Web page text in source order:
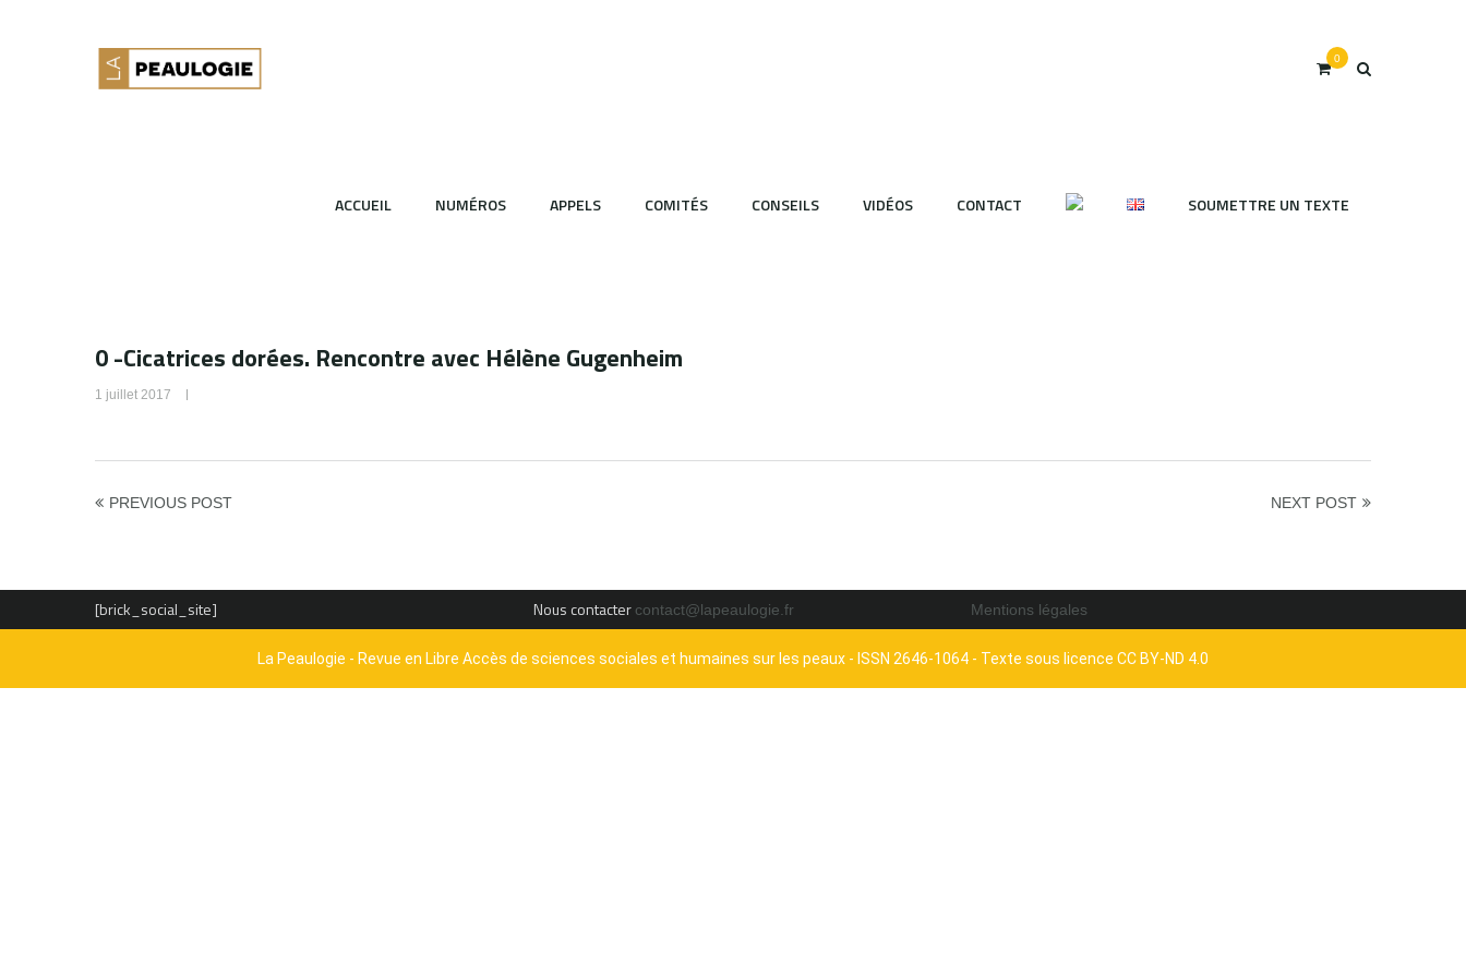
0
ACCUEIL NUMÉROS APPELS COMITÉS CONSEILS VIDÉOS CONTACT SOUMETTRE UN TEXTE
0 -Cicatrices dorées. Rencontre avec Hélène Gugenheim
1 juillet 2017
PREVIOUS POST NEXT POST
[brick_social_site] Nous contacter contact@lapeaulogie.fr Mentions légales
La Peaulogie - Revue en Libre Accès de sciences sociales et humaines sur les peaux - ISSN 2646-1064 - Texte sous licence CC BY-ND 4.0